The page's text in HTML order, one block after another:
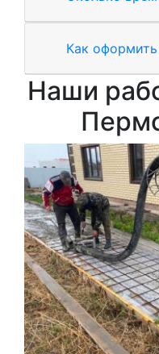
Как оформить
Наши